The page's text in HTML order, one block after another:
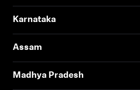
Karnataka
Assam
Madhya Pradesh